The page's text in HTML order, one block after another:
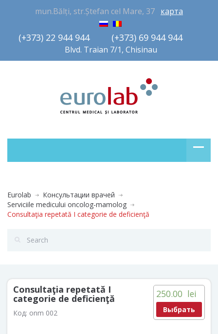
mun.Bălți, str.Ștefan cel Mare, 37 карта
(+373) 22 944 944         (+373) 69 944 944
Blvd. Traian 7/1, Chisinau
Eurolab
Консультации врачей
Serviciile medicului oncolog-mamolog
Consultaţia repetată I categorie de deficienţă
250.00 lei
Выбрать
Consultaţia repetată I
categorie de deficienţă
Код: onm 002